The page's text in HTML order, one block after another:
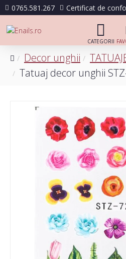
0765.581.267 Certificat de
Decor unghii
Tatuaj decor unghii